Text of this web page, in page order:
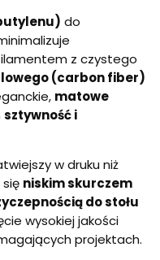
do
z czystego
(carbon fiber)
matowe
sztywność i
w druku niż
się niskim skurczem
do stołu
wysokiej jakości
projektach.